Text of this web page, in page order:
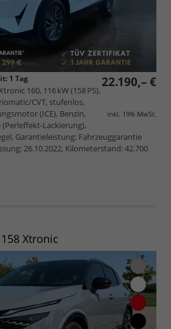
22.190,– €
inkl. 19% MwSt.
1 Tag
160, 116 kW (158 PS),
CVT, stufenlos,
(ICE), Benzin,
Lackierung),
Garantieleistung: Fahrzeuggarantie
26.10.2022, Kilometerstand: 42.700
Xtronic